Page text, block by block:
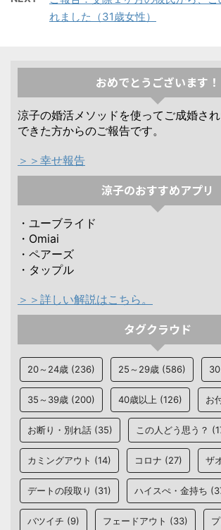
れました（31歳女性）
おめでとうございます！
涼子の婚活メソッドを使ってご成婚さ
できた方からのご報告です。
＞＞幸せ報告
涼子のおすすめアプリ
・ユーブライド
・Omiai
・ペアーズ
・タップル
＞＞詳しい解説はこちら。
タグクラウド
20～24歳 (236) 25～29歳 (586)
35～39歳 (200) 40歳以上 (126) お
お断り・別れ話 (35) この人どう思う？
カミングアウト (14) コロナ (27) ザ
デートの段取り (31) ハイスぺ・金持ち
バツイチ (9) フェードアウト (33)